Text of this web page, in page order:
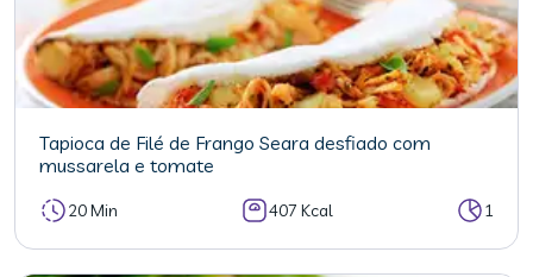
Tapioca de Filé de Frango Seara desfiado com
mussarela e tomate
20 Min 407 Kcal 1